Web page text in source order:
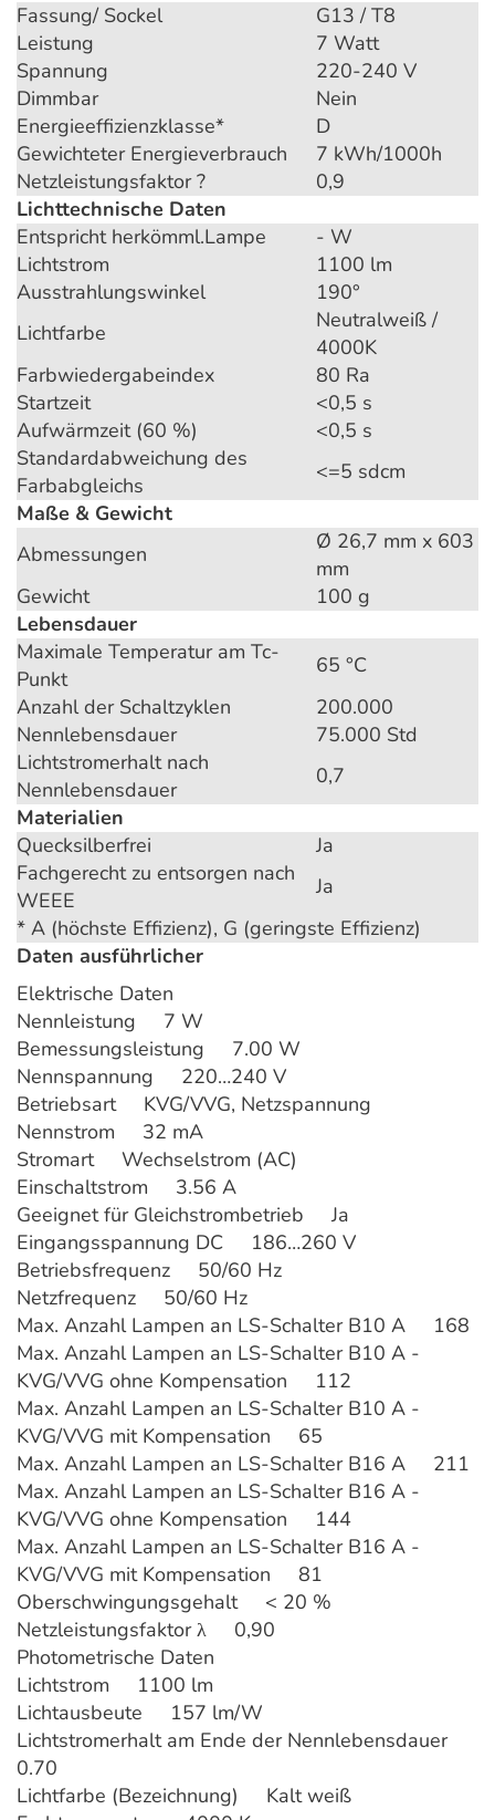
Fassung/ Sockel
G13 / T8
Leistung
7 Watt
Spannung
220-240 V
Dimmbar
Nein
Energieeffizienzklasse*
D
Gewichteter Energieverbrauch
7 kWh/1000h
Netzleistungsfaktor ?
0,9
Lichttechnische Daten
Entspricht herkömml.Lampe
- W
Lichtstrom
1100 lm
Ausstrahlungswinkel
190°
Lichtfarbe
Neutralweiß /
4000K
Farbwiedergabeindex
80 Ra
Startzeit
<0,5 s
Aufwärmzeit (60 %)
<0,5 s
Standardabweichung des
Farbabgleichs
<=5 sdcm
Maße & Gewicht
Abmessungen
Ø 26,7 mm x 603
mm
Gewicht
100 g
Lebensdauer
Maximale Temperatur am Tc-
Punkt
65 °C
Anzahl der Schaltzyklen
200.000
Nennlebensdauer
75.000 Std
Lichtstromerhalt nach
Nennlebensdauer
0,7
Materialien
Quecksilberfrei
Ja
Fachgerecht zu entsorgen nach
WEEE
Ja
* A (höchste Effizienz), G (geringste Effizienz)
Daten ausführlicher
Elektrische Daten
Nennleistung 7 W
Bemessungsleistung 7.00 W
Nennspannung 220…240 V
Betriebsart KVG/VVG, Netzspannung
Nennstrom 32 mA
Stromart Wechselstrom (AC)
Einschaltstrom 3.56 A
Geeignet für Gleichstrombetrieb Ja
Eingangsspannung DC 186…260 V
Betriebsfrequenz 50/60 Hz
Netzfrequenz 50/60 Hz
Max. Anzahl Lampen an LS-Schalter B10 A 168
Max. Anzahl Lampen an LS-Schalter B10 A -
KVG/VVG ohne Kompensation 112
Max. Anzahl Lampen an LS-Schalter B10 A -
KVG/VVG mit Kompensation 65
Max. Anzahl Lampen an LS-Schalter B16 A 211
Max. Anzahl Lampen an LS-Schalter B16 A -
KVG/VVG ohne Kompensation 144
Max. Anzahl Lampen an LS-Schalter B16 A -
KVG/VVG mit Kompensation 81
Oberschwingungsgehalt < 20 %
Netzleistungsfaktor λ 0,90
Photometrische Daten
Lichtstrom 1100 lm
Lichtausbeute 157 lm/W
Lichtstromerhalt am Ende der Nennlebensdauer
0.70
Lichtfarbe (Bezeichnung) Kalt weiß